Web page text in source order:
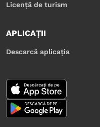
Licență de turism
APLICAȚII
Descarcă aplicația